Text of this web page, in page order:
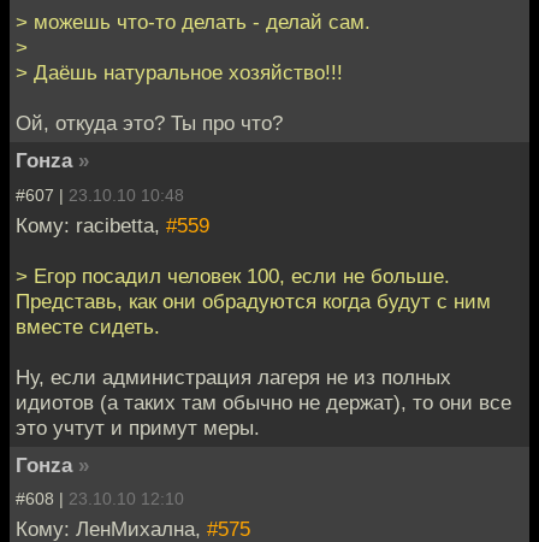
> можешь что-то делать - делай сам.
>
> Даёшь натуральное хозяйство!!!
Ой, откуда это? Ты про что?
Гонzа »
#607 | 23.10.10 10:48
Кому: racibetta, #559
> Егор посадил человек 100, если не больше.
Представь, как они обрадуются когда будут с ним
вместе сидеть.
Ну, если администрация лагеря не из полных
идиотов (а таких там обычно не держат), то они все
это учтут и примут меры.
Гонzа »
#608 | 23.10.10 12:10
Кому: ЛенМихална, #575